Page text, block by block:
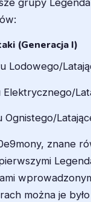
(Generacja I)
Lodowego/
Elektrycznego/
Ognistego/
znane
można je